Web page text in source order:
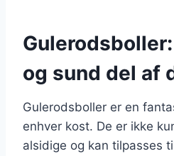
og sund del af
Gulerodsboller er en
enhver kost. De er ikke
alsidige og kan tilpasses